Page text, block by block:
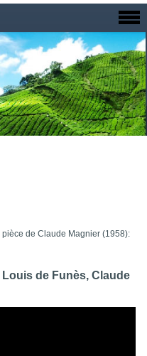
de Claude Magnier (1958):
de Funès, Claude